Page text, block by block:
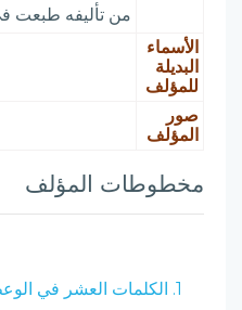
من تأليفه طبعت
الأسماء
البديلة
للمؤلف
صور
المؤلف
مخطوطات المؤلف
1. الكلمات العشر في الوعظ